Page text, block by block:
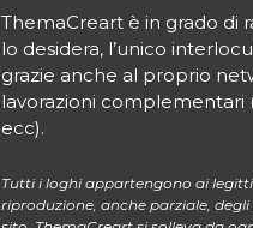
ThemaCreart è in grado di
lo desidera, l’unico
grazie anche al proprio
lavorazioni complementari
ecc).
Tutti i loghi appartengono ai
riproduzione, anche parziale,